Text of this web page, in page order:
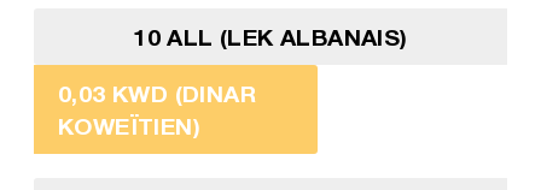
10 ALL (LEK ALBANAIS)
0,03 KWD (DINAR
KOWEÏTIEN)